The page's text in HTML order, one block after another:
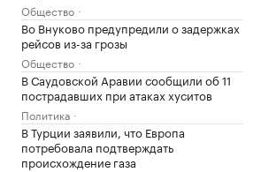
Общество
Во Внуково предупредили о задержках
рейсов из-за грозы
Общество
В Саудовской Аравии сообщили об 11
пострадавших при атаках хуситов
Политика
В Турции заявили, что Европа
потребовала подтверждать
происхождение газа